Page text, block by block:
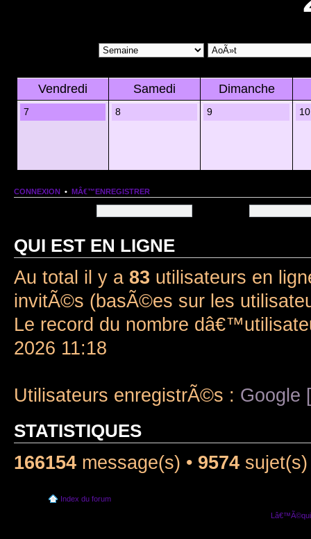
Vendredi Samedi Dimanche
7 8 9 10
CONNEXION • MÂ€™ENREGISTRER
QUI EST EN LIGNE
Au total il y a 83 utilisateurs en
invitÃ©s (basÃ©es sur les
Le record du nombre
2026 11:18
Utilisateurs enregistrÃ©s : Google
STATISTIQUES
166154 message(s) • 9574
Index du forum